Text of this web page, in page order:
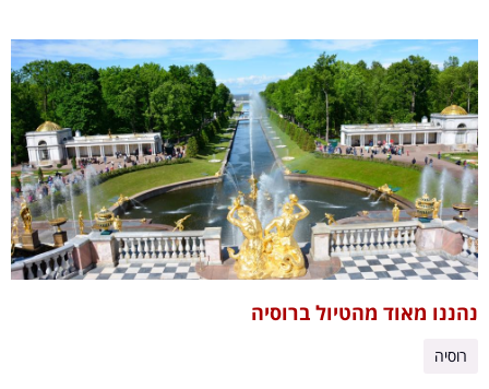
נהננו מאוד מהטיול ברוסיה
רוסיה